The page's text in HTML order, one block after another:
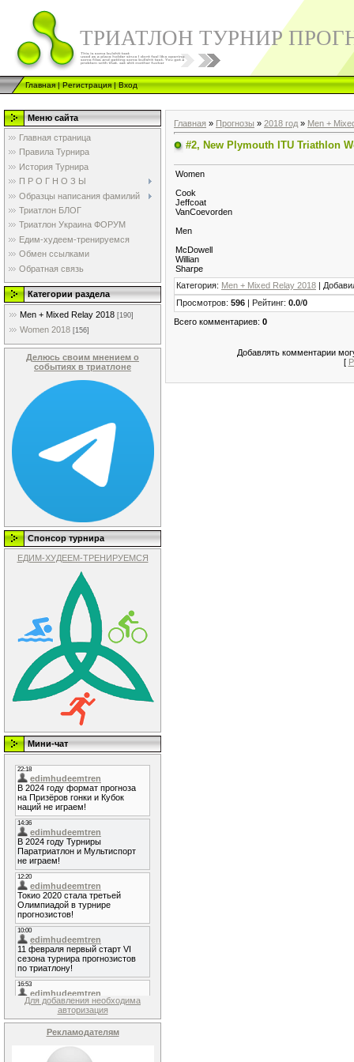
ТРИАТЛОН ТУРНИР
Главная|Регистрация|Вход
Меню сайта
Главная страница
Правила Турнира
История Турнира
П Р О Г Н О З Ы
Образцы написания фамилий
Триатлон БЛОГ
Триатлон Украина ФОРУМ
Едим-худеем-тренируемся
Обмен ссылками
Обратная связь
Категории раздела
Men + Mixed Relay 2018 [190]
Women 2018 [156]
Делюсь своим мнением о
событиях в триатлоне
Спонсор турнира
ЕДИМ-ХУДЕЕМ-ТРЕНИРУЕМСЯ
Мини-чат
Для добавления необходима
авторизация
Рекламодателям
Главная » Прогнозы » 2018 год » Men +
#2, New Plymouth ITU Triathlon
Women
Cook
Jeffcoat
VanCoevorden
Men
McDowell
Willian
Sharpe
Категория: Men + Mixed Relay 2018 |
Просмотров: 596 | Рейтинг: 0.0/0
Всего комментариев: 0
Добавлять комментарии
[